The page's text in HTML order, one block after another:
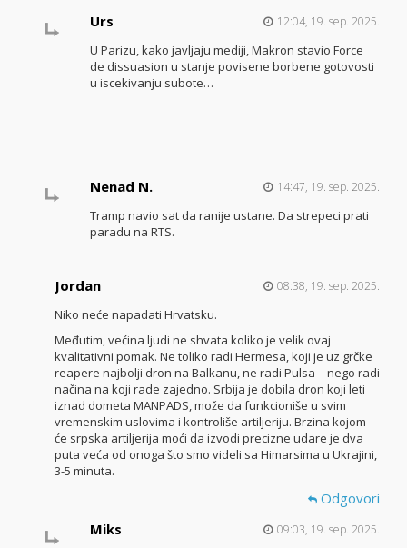
Urs
12:04, 19. sep. 2025.
U Parizu, kako javljaju mediji, Makron stavio Force
de dissuasion u stanje povisene borbene gotovosti
u iscekivanju subote…
Nenad N. 14:47, 19. sep. 2025.
Tramp navio sat da ranije ustane. Da strepeci prati
paradu na RTS.
Jordan 08:38, 19. sep. 2025.
Niko neće napadati Hrvatsku.
Međutim, većina ljudi ne shvata koliko je velik ovaj
kvalitativni pomak. Ne toliko radi Hermesa, koji je uz grčke
reapere najbolji dron na Balkanu, ne radi Pulsa – nego radi
načina na koji rade zajedno. Srbija je dobila dron koji leti
iznad dometa MANPADS, može da funkcioniše u svim
vremenskim uslovima i kontroliše artiljeriju. Brzina kojom
će srpska artiljerija moći da izvodi precizne udare je dva
puta veća od onoga što smo videli sa Himarsima u Ukrajini,
3-5 minuta.
Odgovori
Miks
09:03, 19. sep. 2025.